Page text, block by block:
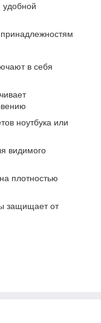
удобной
в себя
ноутбука или
видимого
плотностью
защищает от